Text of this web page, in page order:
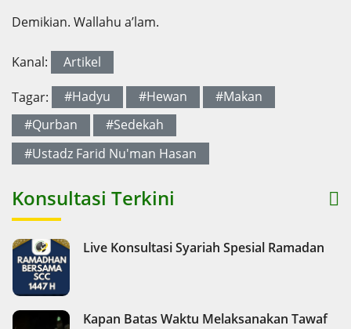
Demikian. Wallahu a’lam.
Kanal: Artikel
Tagar: #Hadyu #Hewan
#Makan
#Qurban
#Sedekah
#Ustadz Farid Nu'man Hasan
Konsultasi Terkini
Live Konsultasi Syariah Spesial Ramadan
Kapan Batas Waktu Melaksanakan Tawaf